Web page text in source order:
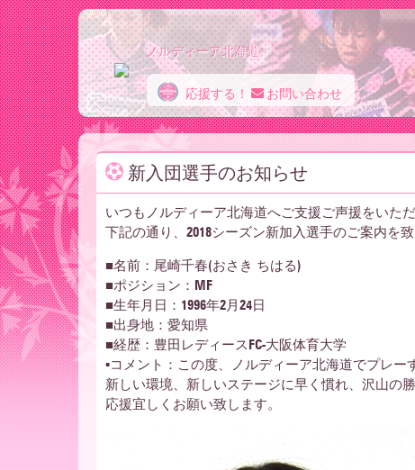
ノ
ル
デ
ィ
ー
ノルディーア北海道
応援する！ お問い合わせ
新入団選手のお知らせ
いつもノルディーア北海道へご支援ご声援をいた
下記の通り、2018シーズン新加入選手のご案内を致
■名前：尾崎千春(おさき ちはる)
■ポジション：MF
■生年月日：1996年2月24日
■出身地：愛知県
■経歴：豊田レディースFC-大阪体育大学
▪コメント：この度、ノルディーア北海道でプレー
新しい環境、新しいステージに早く慣れ、沢山の
応援宜しくお願い致します。